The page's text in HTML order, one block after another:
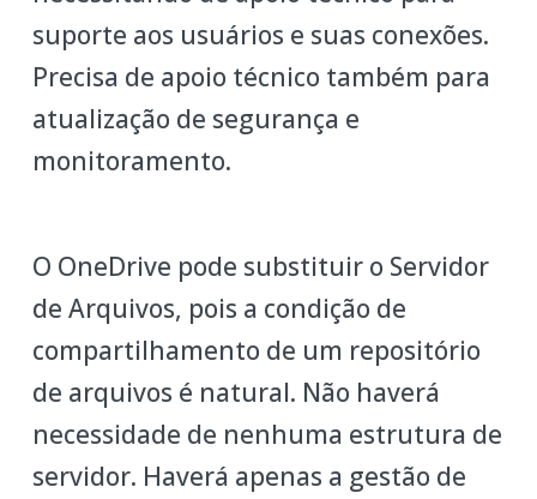
suporte aos usuários e suas conexões.
Precisa de apoio técnico também para
atualização de segurança e
monitoramento.
O OneDrive pode substituir o Servidor
de Arquivos, pois a condição de
compartilhamento de um repositório
de arquivos é natural. Não haverá
necessidade de nenhuma estrutura de
servidor. Haverá apenas a gestão de